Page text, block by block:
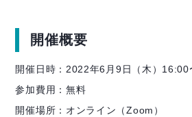
開催概要
開催日時：2022年6月9日（木）16:00
参加費用：無料
開催場所：オンライン（Zoom）